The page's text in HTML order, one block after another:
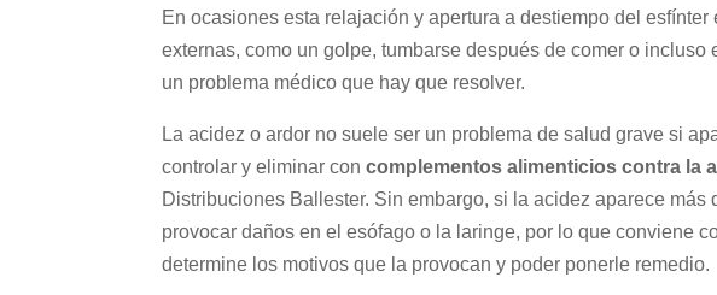
En ocasiones esta relajación y apertura a destiempo del
externas, como un golpe, tumbarse después de comer o
un problema médico que hay que resolver.
La acidez o ardor no suele ser un problema de salud grave si
controlar y eliminar concomplementos alimenticios contra la
Distribuciones Ballester. Sin embargo, si la acidez aparece
provocar daños en el esófago o la laringe, por lo que conviene
determine los motivos que la provocan y poder ponerle remedio.